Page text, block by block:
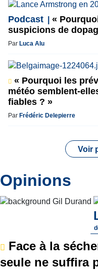
Podcast
«
suspicions de
Par Luca Alu
« Pourquoi les
météo semblent-
fiables ? »
Par Frédéric Delepierre
Voir
Opinions
Face à la
seule ne suffira